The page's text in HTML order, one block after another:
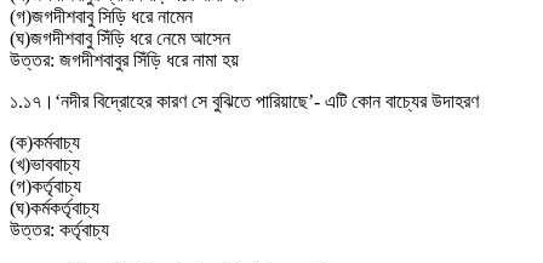
(গ)জগদীশবাবু সিড়ি ধরে নামেন
(ঘ)জগদীশবাবু সিঁড়ি ধরে নেমে আসেন
উত্তর: জগদীশবাবুর সিঁড়ি ধরে নামা হয়
১.১৭। ‘নদীর বিদ্রোহের কারণ সে বুঝিতে পারিয়াছে’- এটি কোন বাচ্যের উদাহরণ
(ক)কর্মবাচ্য
(খ)ভাববাচ্য
(গ)কর্তৃবাচ্য
(ঘ)কর্মকর্তৃবাচ্য
উত্তর: কর্তৃবাচ্য